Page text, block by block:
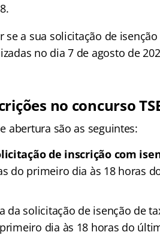
se a sua solicitação de
no dia 7 de agosto de
no concurso
abertura são as seguintes:
de inscrição com
do primeiro dia às 18 horas
da solicitação de isenção de
dia às 18 horas do